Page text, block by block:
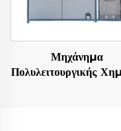
Μηχάνημα
Πολυλειτουργικής